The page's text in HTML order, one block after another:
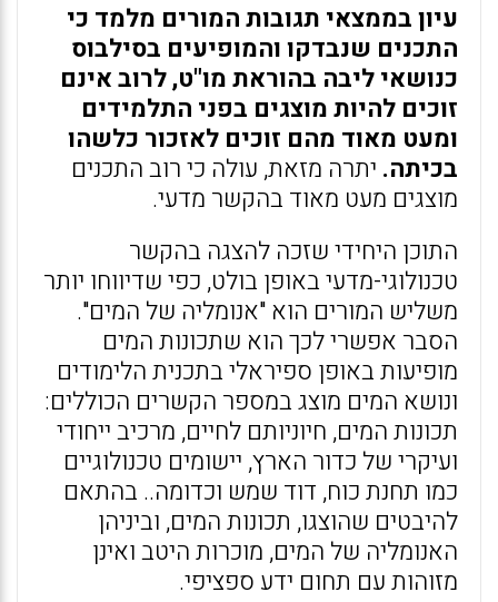
עיון בממצאי תגובות המורים מלמד כי
התכנים שנבדקו והמופיעים בסילבוס
כנושאי ליבה בהוראת מו"ט, לרוב אינם
זוכים להיות מוצגים בפני התלמידים
ומעט מאוד מהם זוכים לאזכור כלשהו
בכיתה. יתרה מזאת, עולה כי רוב התכנים
מוצגים מעט מאוד בהקשר מדעי.
התוכן היחידי שזכה להצגה בהקשר
טכנולוגי-מדעי באופן בולט, כפי שדיווחו יותר
משליש המורים הוא "אנומליה של המים".
הסבר אפשרי לכך הוא שתכונות המים
מופיעות באופן ספיראלי בתכנית הלימודים
ונושא המים מוצג במספר הקשרים הכוללים:
תכונות המים, חיוניותם לחיים, מרכיב ייחודי
ועיקרי של כדור הארץ, יישומים טכנולוגיים
כמו תחנת כוח, דוד שמש וכדומה.. בהתאם
להיבטים שהוצגו, תכונות המים, וביניהן
האנומליה של המים, מוכרות היטב ואינן
מזוהות עם תחום ידע ספציפי.